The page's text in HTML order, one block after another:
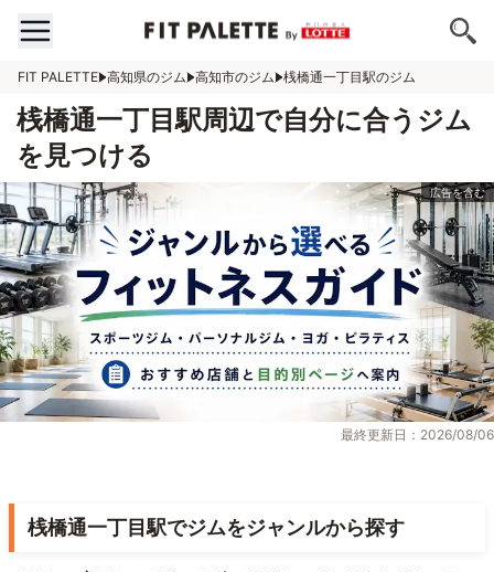
FIT PALETTE 高知県のジム 高知市のジム 桟橋通一丁目駅のジム
桟橋通一丁目駅周辺で自分に合うジム
を見つける
最終更新日：2026/08/06
桟橋通一丁目駅でジムをジャンルから探す